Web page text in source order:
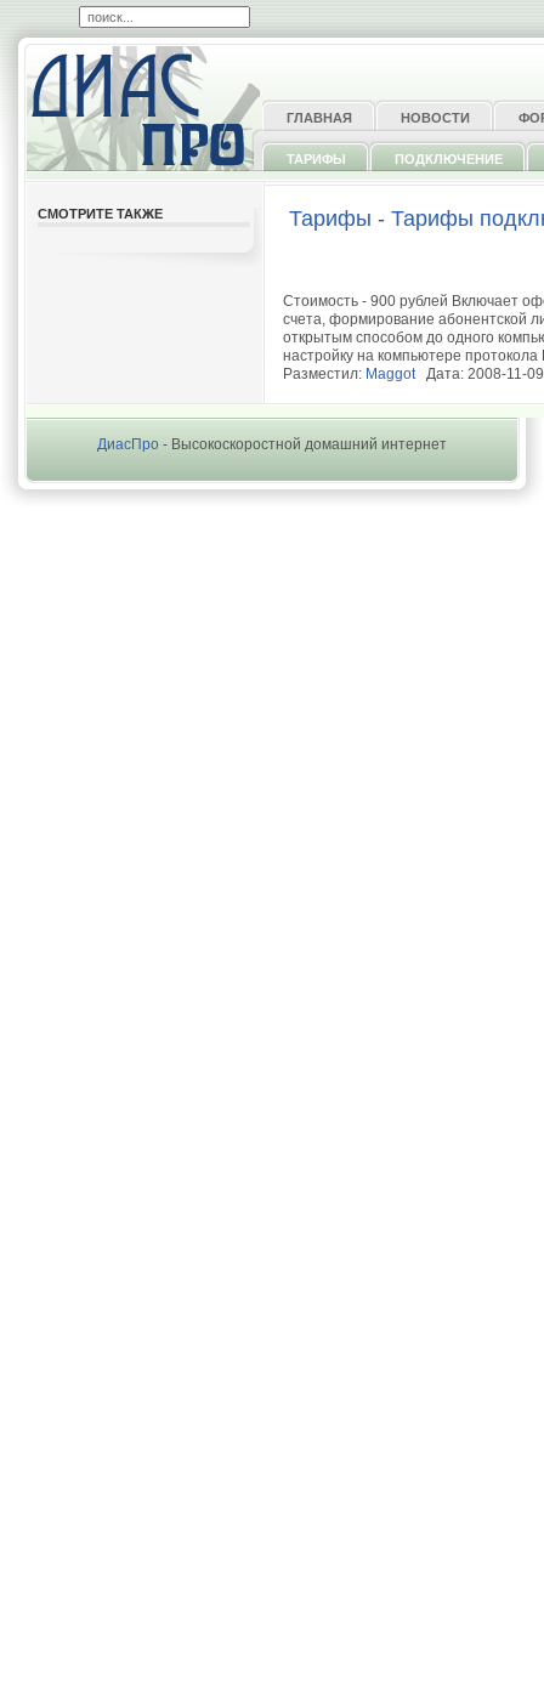
ГЛАВНАЯ НОВОСТИ
ТАРИФЫ ПОДКЛЮЧЕНИЕ
СМОТРИТЕ ТАКЖЕ Тарифы - Тарифы
Стоимость - 900 рублей Включает
счета, формирование абонентской
открытым способом до одного
настройку на компьютере
Разместил: MaggotДата: 2008-11-
ДиасПро - Высокоскоростной домашний интернет